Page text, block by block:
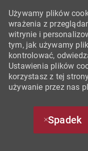
Używamy plików
wrażenia z
witrynie i
tym, jak używamy
kontrolować,
Ustawienia plików
korzystasz z tej
używanie przez nas
Spadek